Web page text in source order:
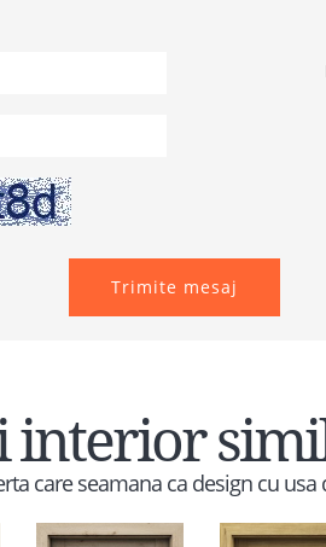
Trimite mesaj
interior
care seamana ca design cu